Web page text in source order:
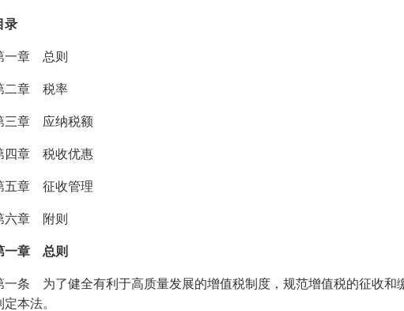
录
一章 总则
二章 税率
三章 应纳税额
四章 税收优惠
五章 征收管理
六章 附则
一章 总则
一条 为了健全有利于高质量发展的增值税制度，规范增值税的征收和
本法。